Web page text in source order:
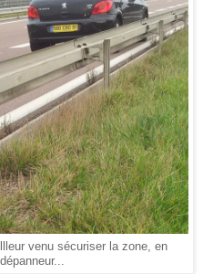
venu sécuriser la zone, en